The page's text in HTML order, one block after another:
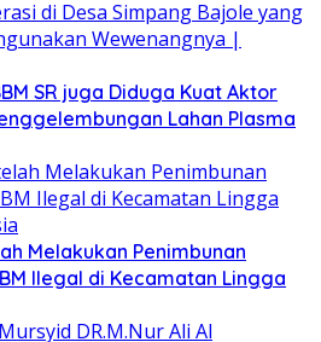
SR juga Diduga Kuat Aktor
Lahan Plasma
Melakukan Penimbunan
Ilegal di Kecamatan Lingga